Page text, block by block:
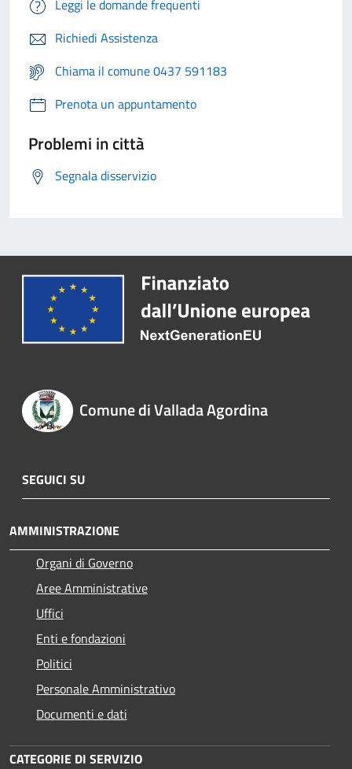
Leggi le domande frequenti
Richiedi Assistenza
Chiama il comune 0437 591183
Prenota un appuntamento
Problemi in città
Segnala disservizio
Comune di Vallada Agordina
SEGUICI SU
AMMINISTRAZIONE
Organi di Governo
Aree Amministrative
Uffici
Enti e fondazioni
Politici
Personale Amministrativo
Documenti e dati
CATEGORIE DI SERVIZIO